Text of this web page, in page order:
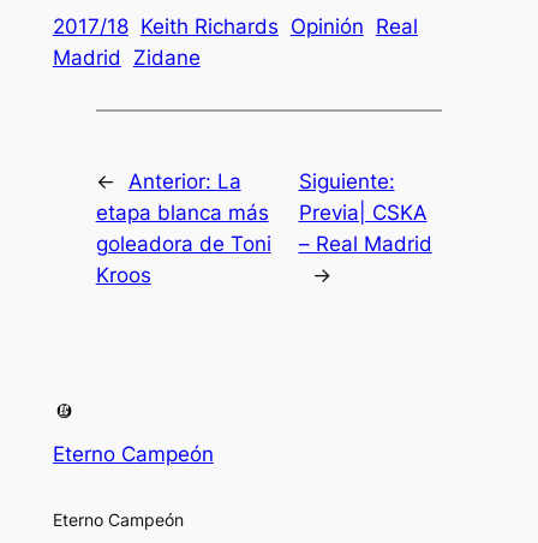
2017/18 Keith Richards Opinión Real
Madrid
Zidane
← Anterior: La
etapa blanca más
goleadora de Toni
Kroos
Siguiente:
Previa| CSKA
– Real Madrid
→
Eterno Campeón
Eterno Campeón